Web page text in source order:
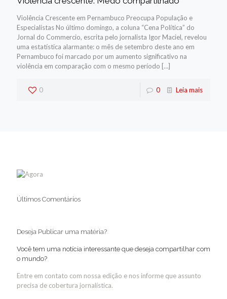
Violência Crescente em Pernambuco Preocupa População e
Especialistas No último domingo, a coluna “Cena Política” do
Jornal do Commercio, escrita pelo jornalista Igor Maciel, revelou
uma estatística alarmante: o mês de setembro deste ano em
Pernambuco foi marcado por um aumento significativo na
violência em comparação com o mesmo período […]
0 0 Leia mais
Últimos Comentários
Deseja Publicar uma matéria?
Você tem uma notícia interessante que deseja compartilhar com
o mundo?
Entre em contato com nossa edição e nos informe que assunto
precisa de cobertura jornalística.